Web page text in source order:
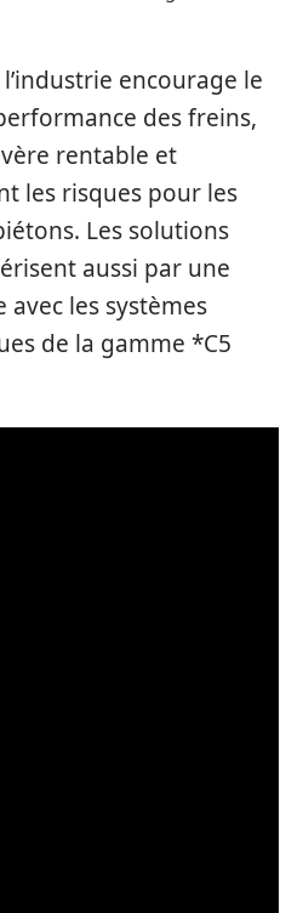
encourage le
des freins,
rentable et
les risques pour les
Les solutions
aussi par une
les systèmes
de la gamme *C5